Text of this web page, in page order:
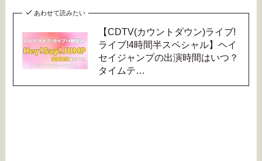
あわせて読みたい
【CDTV(カウントダウン)ライブ!
ライブ!4時間半スペシャル】ヘイ
セイジャンプの出演時間はいつ？
タイムテ…